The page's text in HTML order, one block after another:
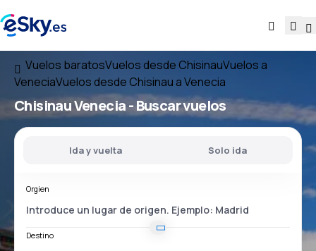
Vuelos baratosVuelos desde ChisinauVuelos a
VeneciaVuelos desde Chisinau a Venecia
Chisinau Venecia- Buscar vuelos
Ida y vuelta Solo ida
Orgien
Destino